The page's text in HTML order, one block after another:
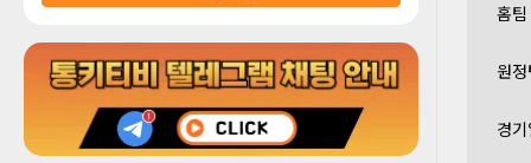
홈팀
원
경